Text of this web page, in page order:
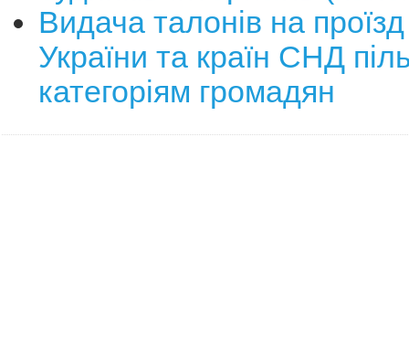
Видача талонів на проїзд
України та країн СНД
категоріям громадян